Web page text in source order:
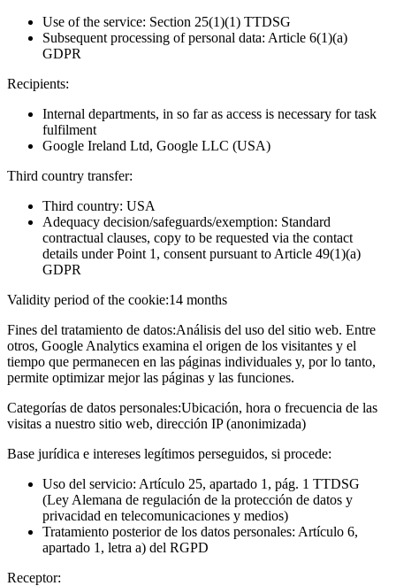
Use of the service: Section 25(1)(1) TTDSG
Subsequent processing of personal data: Article 6(1)(a)
GDPR
Recipients:
Internal departments, in so far as access is necessary for task
fulfilment
Google Ireland Ltd, Google LLC (USA)
Third country transfer:
Third country: USA
Adequacy decision/safeguards/exemption: Standard
contractual clauses, copy to be requested via the contact
details under Point 1, consent pursuant to Article 49(1)(a)
GDPR
Validity period of the cookie:14 months
Fines del tratamiento de datos:Análisis del uso del sitio web. Entre
otros, Google Analytics examina el origen de los visitantes y el
tiempo que permanecen en las páginas individuales y, por lo tanto,
permite optimizar mejor las páginas y las funciones.
Categorías de datos personales:Ubicación, hora o frecuencia de las
visitas a nuestro sitio web, dirección IP (anonimizada)
Base jurídica e intereses legítimos perseguidos, si procede:
Uso del servicio: Artículo 25, apartado 1, pág. 1 TTDSG
(Ley Alemana de regulación de la protección de datos y
privacidad en telecomunicaciones y medios)
Tratamiento posterior de los datos personales: Artículo 6,
apartado 1, letra a) del RGPD
Receptor: